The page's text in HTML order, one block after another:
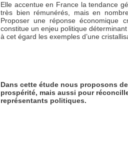
Elle accentue en France la tendance
très bien rémunérés, mais en
Proposer une réponse économique
constitue un enjeu politique
à cet égard les exemples d’une
Dans cette étude nous proposons
prospérité, mais aussi pour
représentants politiques.